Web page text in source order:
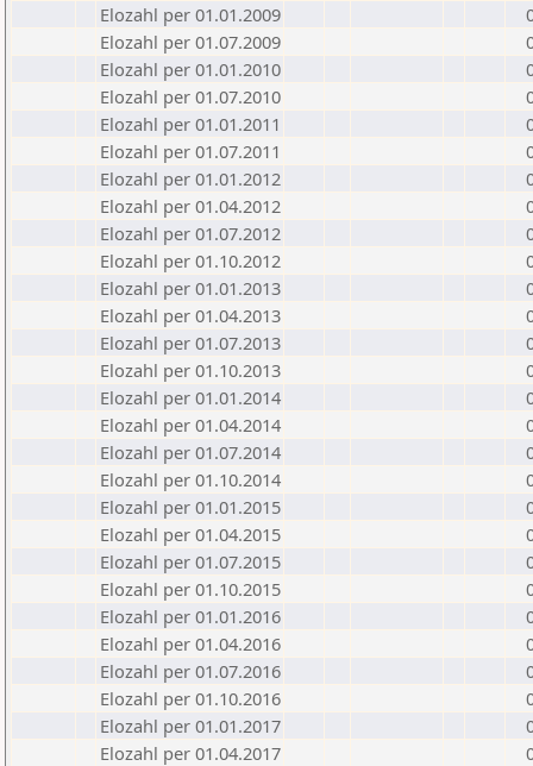
Elozahl per 01.01.2009
Elozahl per 01.07.2009
Elozahl per 01.01.2010
Elozahl per 01.07.2010
Elozahl per 01.01.2011
Elozahl per 01.07.2011
Elozahl per 01.01.2012
Elozahl per 01.04.2012
Elozahl per 01.07.2012
Elozahl per 01.10.2012
Elozahl per 01.01.2013
Elozahl per 01.04.2013
Elozahl per 01.07.2013
Elozahl per 01.10.2013
Elozahl per 01.01.2014
Elozahl per 01.04.2014
Elozahl per 01.07.2014
Elozahl per 01.10.2014
Elozahl per 01.01.2015
Elozahl per 01.04.2015
Elozahl per 01.07.2015
Elozahl per 01.10.2015
Elozahl per 01.01.2016
Elozahl per 01.04.2016
Elozahl per 01.07.2016
Elozahl per 01.10.2016
Elozahl per 01.01.2017
Elozahl per 01.04.2017